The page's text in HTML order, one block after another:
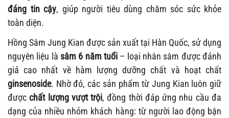
đáng tin cậy, giúp người tiêu dùng chăm sóc sức khỏe
toàn diện.
Hồng Sâm Jung Kian được sản xuất tại Hàn Quốc, sử dụng
nguyên liệu là sâm 6 năm tuổi – loại nhân sâm được đánh
giá cao nhất về hàm lượng dưỡng chất và hoạt chất
ginsenoside. Nhờ đó, các sản phẩm từ Jung Kian luôn giữ
đượcchất lượng vượt trội, đồng thời đáp ứng nhu cầu đa
dạng của nhiều nhóm khách hàng: từ người lao động bận